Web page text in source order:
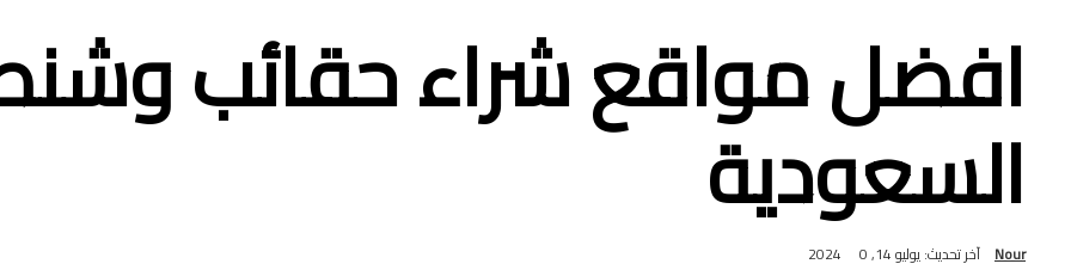
افضل مواقع شراء حقائب وشنط
السعودية
Nour آخر تحديث: يوليو 14, 2024 0